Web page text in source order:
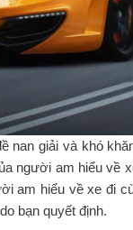
nan giải và khó
người am hiểu về
am hiểu về xe đi
bạn quyết định.